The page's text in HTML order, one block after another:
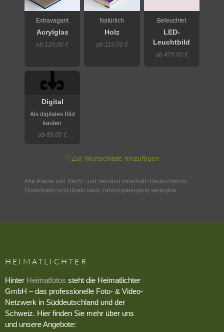
Extravagant
Acrylglas
ab 129,00 €
Natürlich
Holz
ab 119,00 €
Beleuchtet
LED-
Leuchtbild
ab 479,00 €
Digital
Als digitales Bild
kaufen
ab 89,00 €
♡Zur Wunschliste hinzufügen
Alle Preise inkl. MwSt. und Versand innerhalb Deutschlands.
Downloads sind direkt nach Zahlungseingang verfügbar.
HEIMATLICHTER
Hinter Heimatfotos steht die Heimatlichter
GmbH – das professionelle Foto- & Video-
Netzwerk in Süddeutschland und der
Schweiz. Hier finden Sie mehr über uns
und unsere Angebote: